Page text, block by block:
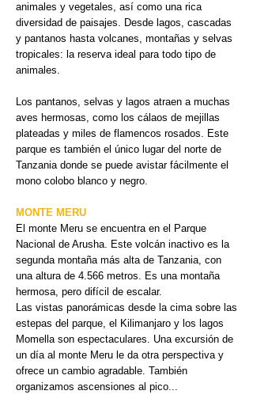
animales y vegetales, así como una rica
diversidad de paisajes. Desde lagos, cascadas
y pantanos hasta volcanes, montañas y selvas
tropicales: la reserva ideal para todo tipo de
animales.
Los pantanos, selvas y lagos atraen a muchas
aves hermosas, como los cálaos de mejillas
plateadas y miles de flamencos rosados. Este
parque es también el único lugar del norte de
Tanzania donde se puede avistar fácilmente el
mono colobo blanco y negro.
MONTE MERU
El monte Meru se encuentra en el Parque
Nacional de Arusha. Este volcán inactivo es la
segunda montaña más alta de Tanzania, con
una altura de 4.566 metros. Es una montaña
hermosa, pero difícil de escalar.
Las vistas panorámicas desde la cima sobre las
estepas del parque, el Kilimanjaro y los lagos
Momella son espectaculares. Una excursión de
un día al monte Meru le da otra perspectiva y
ofrece un cambio agradable. También
organizamos ascensiones al pico...